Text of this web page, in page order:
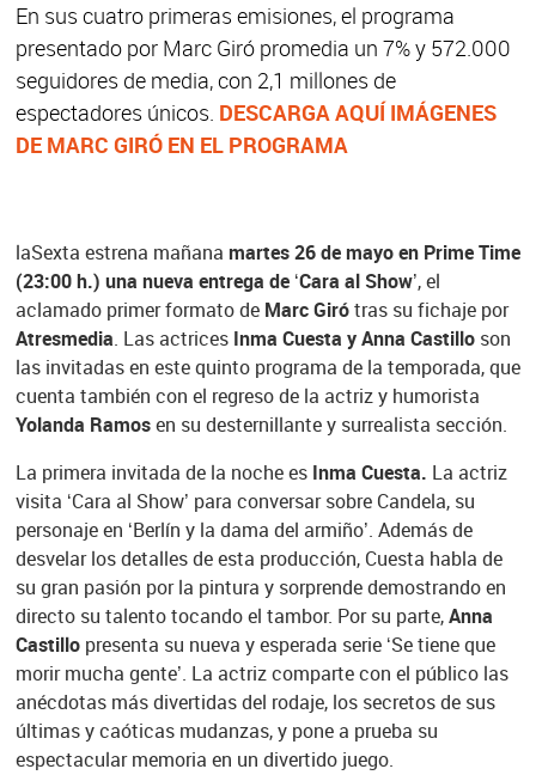
En sus cuatro primeras emisiones, el programa
presentado por Marc Giró promedia un 7% y 572.000
seguidores de media, con 2,1 millones de
espectadores únicos. DESCARGA AQUÍ IMÁGENES
DE MARC GIRÓ EN EL PROGRAMA
laSexta estrena mañana martes 26 de mayo en Prime Time
(23:00 h.) una nueva entrega de ‘Cara al Show’, el
aclamado primer formato de Marc Girótras su fichaje por
Atresmedia. Las actricesInma Cuesta y Anna Castillo son
las invitadas en este quinto programa de la temporada, que
cuenta también con el regreso de la actriz y humorista
Yolanda Ramosen su desternillante y surrealista sección.
La primera invitada de la noche esInma Cuesta. La actriz
visita ‘Cara al Show’ para conversar sobre Candela, su
personaje en ‘Berlín y la dama del armiño’. Además de
desvelar los detalles de esta producción, Cuesta habla de
su gran pasión por la pintura y sorprende demostrando en
directo su talento tocando el tambor. Por su parte,Anna
Castillopresenta su nueva y esperada serie ‘Se tiene que
morir mucha gente’. La actriz comparte con el público las
anécdotas más divertidas del rodaje, los secretos de sus
últimas y caóticas mudanzas, y pone a prueba su
espectacular memoria en un divertido juego.